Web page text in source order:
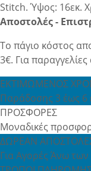
Stitch. Ύψος: 16εκ.
Αποστολές -
Το πάγιο κόστος
3€. Για
ΕΚΤΙΜΩΜΕΝΟΣ
Παράδοσης 3 έως 6
ΠΡΟΣΦΟΡΕΣ
Μοναδικές
ΔΩΡΕΑΝ
Για Αγορές Άνω